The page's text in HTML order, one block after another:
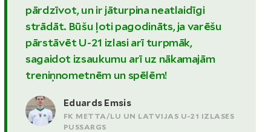
pārdzīvot, un ir jāturpina neatlaidīgi
strādāt. Būšu ļoti pagodināts, ja varēšu
pārstāvēt U-21 izlasi arī turpmāk,
sagaidot izsaukumu arī uz nākamajām
treniņnometnēm un spēlēm!
Eduards Emsis
FK METTA/LU UN LATVIJAS U-21 IZLASES
PUSSARGS